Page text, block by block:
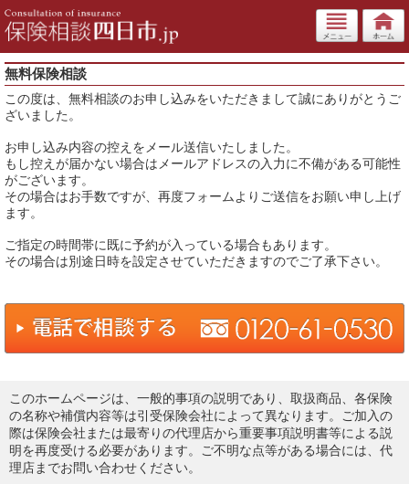
無料保険相談
この度は、無料相談のお申し込みをいただきまして誠にありがとうご
ざいました。
お申し込み内容の控えをメール送信いたしました。
もし控えが届かない場合はメールアドレスの入力に不備がある可能性
がございます。
その場合はお手数ですが、再度フォームよりご送信をお願い申し上げ
ます。
ご指定の時間帯に既に予約が入っている場合もあります。
その場合は別途日時を設定させていただきますのでご了承下さい。
このホームページは、一般的事項の説明であり、取扱商品、各保険
の名称や補償内容等は引受保険会社によって異なります。ご加入の
際は保険会社または最寄りの代理店から重要事項説明書等による説
明を再度受ける必要があります。ご不明な点等がある場合には、代
理店までお問い合わせください。